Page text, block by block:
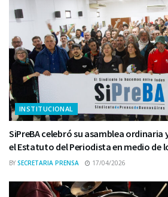
INSTITUCIONAL
SiPreBA celebró su asamblea
el Estatuto del Periodista en medio de
BY SECRETARIA PRENSA 17/04/2026